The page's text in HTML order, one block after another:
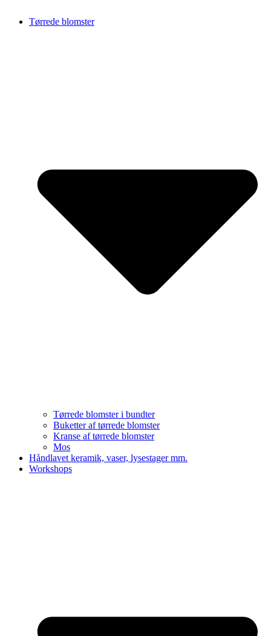
Tørrede blomster
Tørrede blomster i bundter
Buketter af tørrede blomster
Kranse af tørrede blomster
Mos
Håndlavet keramik, vaser, lysestager mm.
Workshops